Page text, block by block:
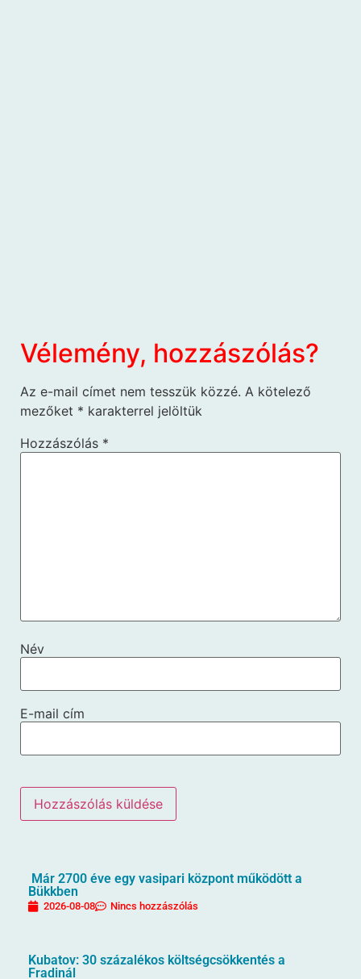
Vélemény, hozzászólás?
Az e-mail címet nem tesszük közzé. A kötelező
mezőket * karakterrel jelöltük
Hozzászólás *
Név
E-mail cím
Már 2700 éve egy vasipari központ működött a
Bükkben
2026-08-08 Nincs hozzászólás
Kubatov: 30 százalékos költségcsökkentés a
Fradinál